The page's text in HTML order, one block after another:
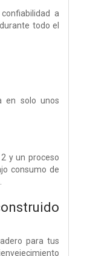
a
todo el
en solo unos
y un proceso
consumo de
para tus